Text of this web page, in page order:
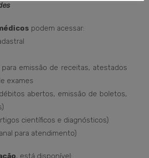
podem acessar:
emissão de receitas, atestados
exames
abertos, emissão de boletos,
científicos e diagnósticos)
para atendimento)
, está disponível: